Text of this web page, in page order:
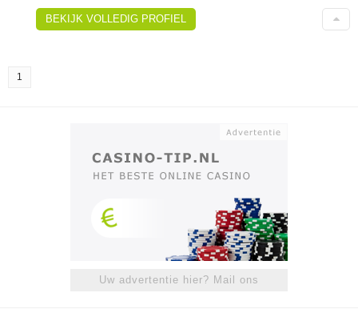
BEKIJK VOLLEDIG PROFIEL
1
Uw advertentie hier? Mail ons